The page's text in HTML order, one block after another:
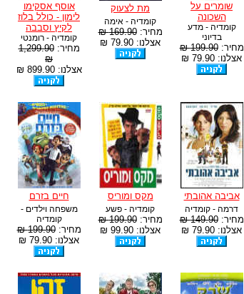
שומרים על
השכונה
קומדיה - מדע
בדיוני
מחיר:199.90 ₪
אצלנו: 79.90 ₪
מת לצעוק
קומדיה - אימה
מחיר:169.90 ₪
אצלנו: 79.90 ₪
אוסף אסקימו
לימון - כולל בלוז
לקיץ וסבבה
קומדיה - רומנטי
מחיר:1,299.90
₪
אצלנו: 899.90 ₪
אביבה אהובתי
דרמה - קומדיה
מחיר:149.90 ₪
אצלנו: 79.90 ₪
מקס ומוריס
קומדיה - פשע
מחיר:199.90 ₪
אצלנו: 99.90 ₪
חיים בזרם
משפחה וילדים -
קומדיה
מחיר:199.90 ₪
אצלנו: 79.90 ₪